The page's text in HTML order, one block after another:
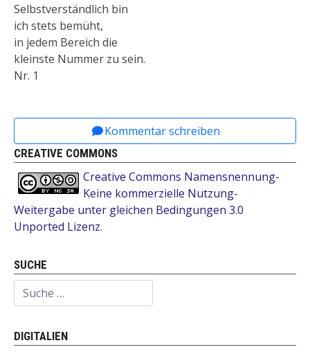
Selbstverständlich bin
ich stets bemüht,
in jedem Bereich die
kleinste Nummer zu sein.
Nr. 1
Kommentar schreiben
CREATIVE COMMONS
Creative Commons Namensnennung-
Keine kommerzielle Nutzung-
Weitergabe unter gleichen Bedingungen 3.0
Unported Lizenz.
SUCHE
Suchen
DIGITALIEN